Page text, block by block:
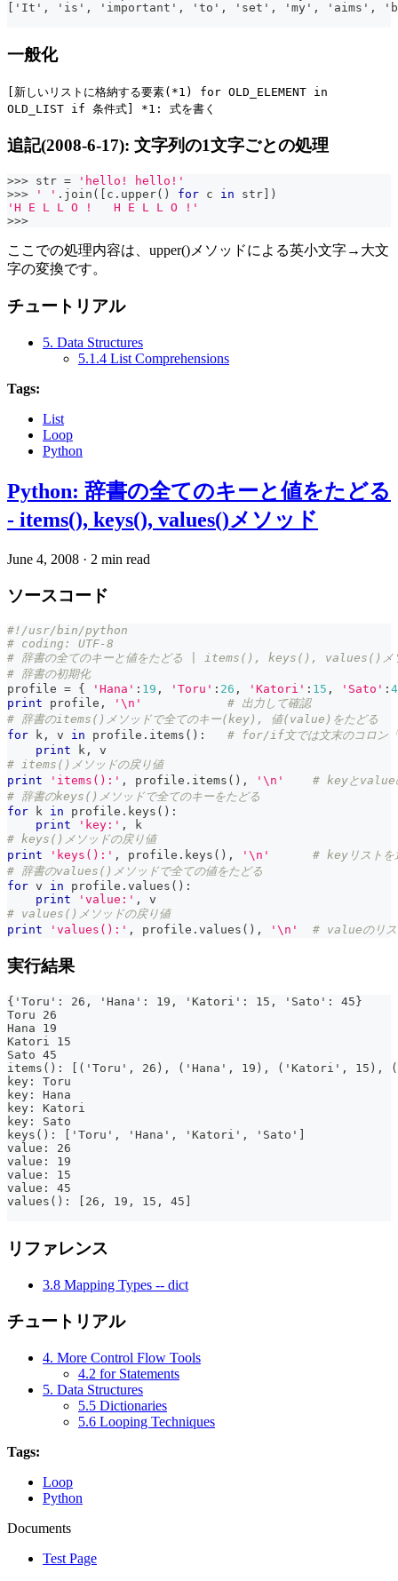
['It', 'is', 'important', 'to', 'set', 'my', 'aims',
一般化
[新しいリストに格納する要素(*1) for OLD_ELEMENT in
OLD_LIST if 条件式] *1: 式を書く
追記(2008-6-17): 文字列の1文字ごとの処理
>>> str =
'hello! hello!'
>>> ' ' . join ( [ c . upper( ) for c in str] )
'H E L L O !   H E L L O !'
>>>
ここでの処理内容は、upper()メソッドによる英小文字→大文
字の変換です。
チュートリアル
5. Data Structures
5.1.4 List Comprehensions
Tags:
List
Loop
Python
Python: 辞書の全てのキーと値をたどる
- items(), keys(), values()メソッド
June 4, 2008 · 2 min read
ソースコード
#!/usr/bin/python
# coding: UTF-8
# 辞書の全てのキーと値をたどる | items(), keys(), values()メソ
# 辞書の初期化
profile = { 'Hana' : 19 , 'Toru' : 26 , 'Katori' : 15 , 'Sato' :
print profile , '\n'
# 出力して確認
# 辞書のitems()メソッドで全てのキー(key), 値(value)をたどる
for k , v in profile . items ( ) :
# for/if文では文末のコロン「
print k ,
v
# items()メソッドの戻り値
print
'items():' , profile . items ( ) , '\n'
# keyとvalue
# 辞書のkeys()メソッドで全てのキーをたどる
for k in profile . keys ( ) :
print
'key:' ,
k
# keys()メソッドの戻り値
print
'keys():' , profile . keys ( ) , '\n'
# keyリストを
# 辞書のvalues()メソッドで全ての値をたどる
for v in profile . values ( ) :
print
'value:' ,
v
# values()メソッドの戻り値
print
'values():' , profile . values ( ) , '\n' # valueのリス
実行結果
{'Toru': 26, 'Hana': 19, 'Katori': 15, 'Sato': 45}
Toru 26
Hana 19
Katori 15
Sato 45
items(): [('Toru', 26), ('Hana', 19), ('Katori', 15),
key: Toru
key: Hana
key: Katori
key: Sato
keys(): ['Toru', 'Hana', 'Katori', 'Sato']
value: 26
value: 19
value: 15
value: 45
values(): [26, 19, 15, 45]
リファレンス
3.8 Mapping Types -- dict
チュートリアル
4. More Control Flow Tools
4.2 for Statements
5. Data Structures
5.5 Dictionaries
5.6 Looping Techniques
Tags:
Loop
Python
Documents
Test Page